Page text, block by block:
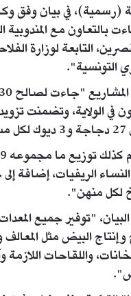
(رسمية)، في بيان وفق
بالتعاون مع المندوبية
التابعة لوزارة
التونسية".
الريفيات، إضافة
لكل منهن".
"توفير جميع
وإنتاج البيض مثل
واللقاحات